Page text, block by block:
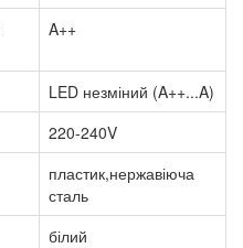
A++
LED незміний (A++...A)
220-240V
пластик,нержавіюча
сталь
білий